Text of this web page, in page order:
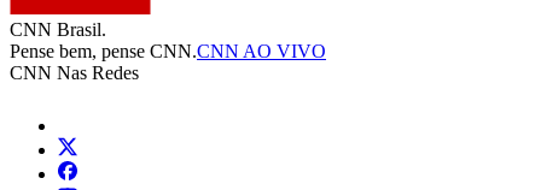
CNN Brasil.
Pense bem, pense CNN.CNN AO VIVO
CNN Nas Redes